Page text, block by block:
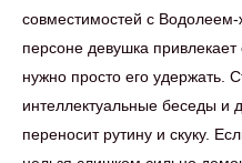
совместимостей с
персоне девушка
нужно просто его удержать.
интеллектуальные беседы
переносит рутину и скуку.